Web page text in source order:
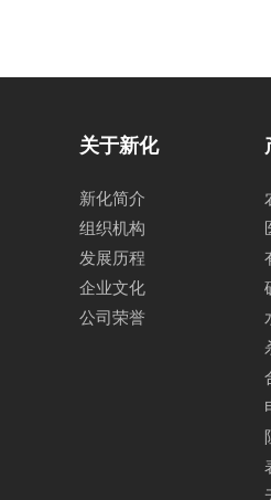
关于新化
新化简介
组织机构
发展历程
企业文化
公司荣誉